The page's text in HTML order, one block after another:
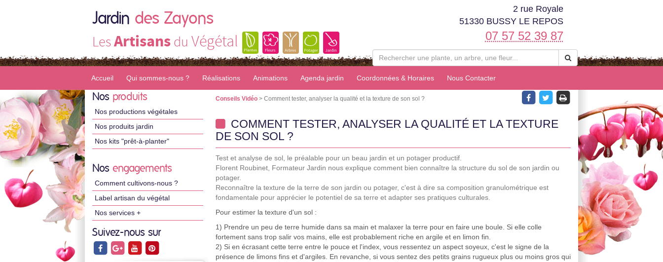
Jardin des Zayons
LesArtisans du Végétal
2 rue Royale
51330 BUSSY LE REPOS
07 57 52 39 87
Accueil Qui sommes-nous ? Réalisations Animations Agenda jardin Coordonnées & Horaires Nous Contacter
Nos produits
Nos productions végétales
Nos produits jardin
Nos kits "prêt-à-planter"
Nos engagements
Comment cultivons-nous ?
Label artisan du végétal
Nos services +
Suivez-nous sur
Conseils Vidéo > Comment tester, analyser la qualité et la texture de son sol ?
COMMENT TESTER, ANALYSER LA QUALITÉ ET LA TEXTURE
DE SON SOL ?
Test et analyse de sol, le préalable pour un beau jardin et un potager productif.
Florent Roubinet, Formateur Jardin nous explique comment bien connaître la structure du sol de son jardin ou
potager.
Reconnaître la texture de la terre de son jardin ou potager, c'est à dire sa composition granulométrique est
fondamentale pour apprécier le potentiel de sa terre et adapter ses pratiques culturales.
Pour estimer la texture d'un sol :
1) Prendre un peu de terre humide dans sa main et malaxer la terre pour en faire une boule. Si elle colle
fortement sans trop salir vos mains, elle est probablement riche en argile et en limon fin.
2) Si en écrasant cette terre entre le pouce et l'index, vous ressentez un aspect soyeux, c'est le signe de la
présence de limons fins et d'argiles. En revanche, si vous sentez des petits grains rugueux plus ou moins gros qui